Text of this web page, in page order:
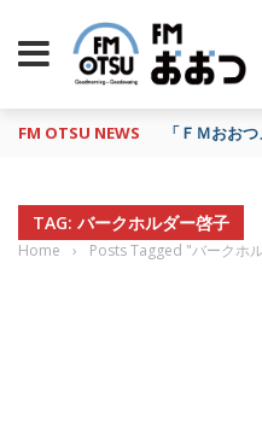
FM OTSU NEWS 『あの日の
TAG: バークホルダー啓子
Home › Posts Tagged "バークホ